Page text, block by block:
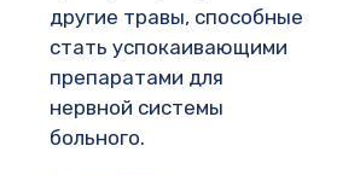
другие травы, способные
стать успокаивающими
препаратами для
нервной системы
больного.